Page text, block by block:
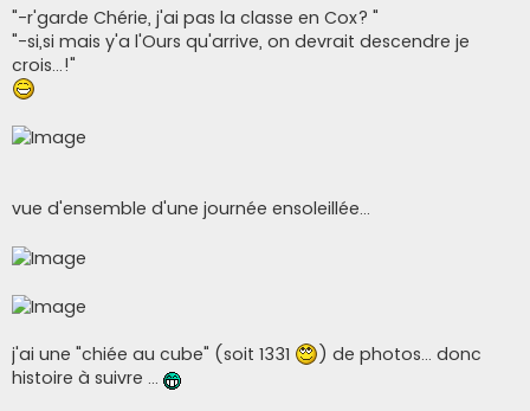
"-r'garde Chérie, j'ai pas la classe en Cox? "
"-si,si mais y'a l'Ours qu'arrive, on devrait descendre je
crois...!"
vue d'ensemble d'une journée ensoleillée...
j'ai une "chiée au cube" (soit 1331
) de photos... donc
histoire à suivre ...